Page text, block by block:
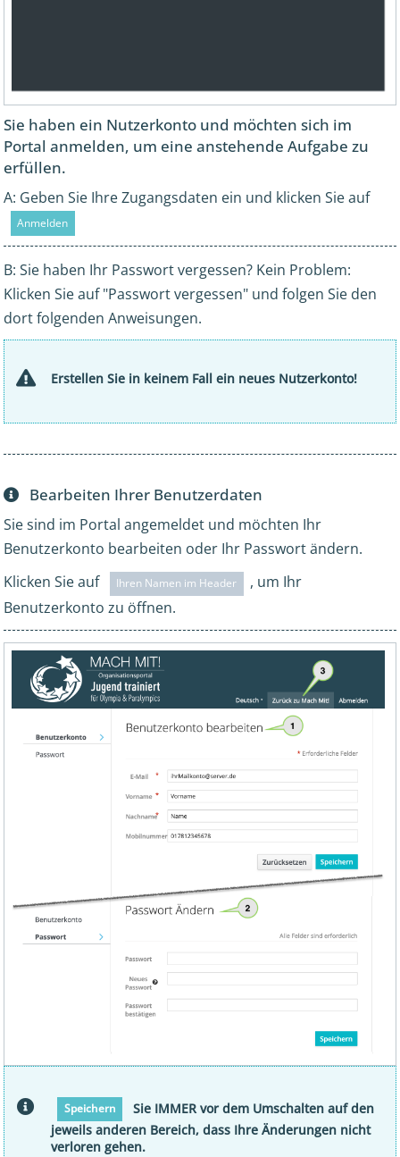
Sie haben ein Nutzerkonto und möchten sich im
Portal anmelden, um eine anstehende Aufgabe zu
erfüllen.
A: Geben Sie Ihre Zugangsdaten ein und klicken Sie auf
Anmelden
B: Sie haben Ihr Passwort vergessen? Kein Problem:
Klicken Sie auf "Passwort vergessen" und folgen Sie den
dort folgenden Anweisungen.
Erstellen Sie in keinem Fall ein neues Nutzerkonto!
Bearbeiten Ihrer Benutzerdaten
Sie sind im Portal angemeldet und möchten Ihr
Benutzerkonto bearbeiten oder Ihr Passwort ändern.
Klicken Sie auf
Ihren Namen im Header
, um Ihr
Benutzerkonto zu öffnen.
Speichern
Sie IMMER vor dem Umschalten auf den
jeweils anderen Bereich, dass Ihre Änderungen nicht
verloren gehen.